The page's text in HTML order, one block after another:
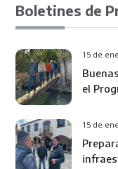
Boletines de
15 de
el
15 de